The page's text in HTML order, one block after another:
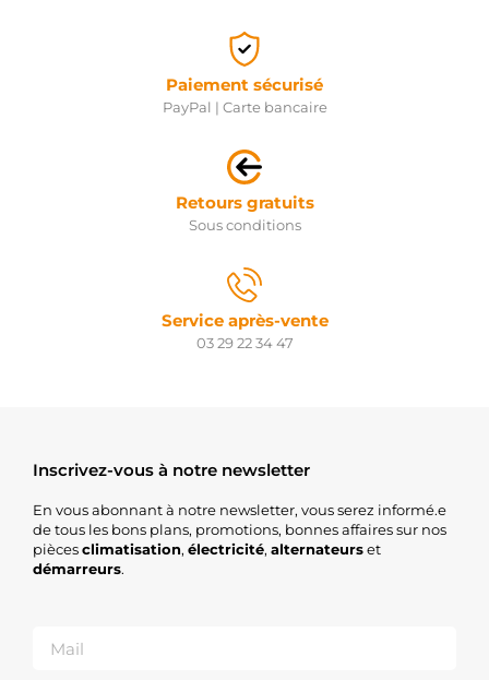
Paiement sécurisé
PayPal | Carte bancaire
Retours gratuits
Sous conditions
Service après-vente
03 29 22 34 47
Inscrivez-vous à notre newsletter
En vous abonnant à notre newsletter, vous serez informé.e
de tous les bons plans, promotions, bonnes affaires sur nos
piècesclimatisation, électricité, alternateurset
démarreurs.